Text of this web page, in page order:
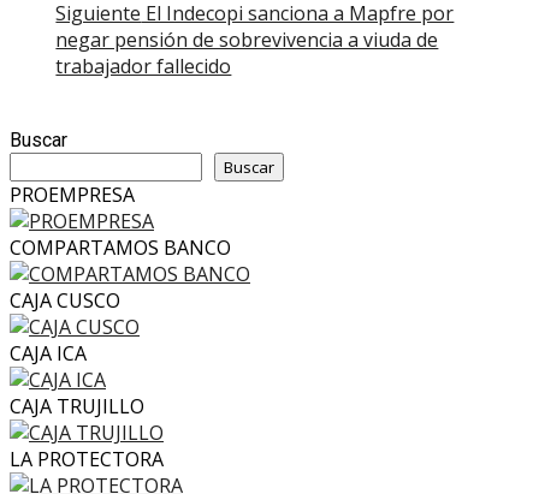
Siguiente El Indecopi sanciona a Mapfre por
negar pensión de sobrevivencia a viuda de
trabajador fallecido
Buscar
Buscar
PROEMPRESA
COMPARTAMOS BANCO
CAJA CUSCO
CAJA ICA
CAJA TRUJILLO
LA PROTECTORA